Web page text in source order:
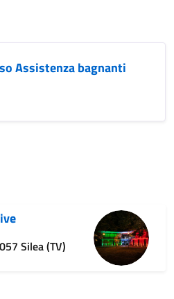
Assistenza bagnanti
Silea (TV)